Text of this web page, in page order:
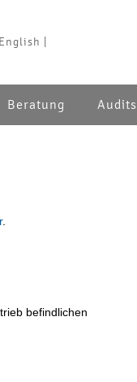
English |
Beratung Audits
.
befindlichen